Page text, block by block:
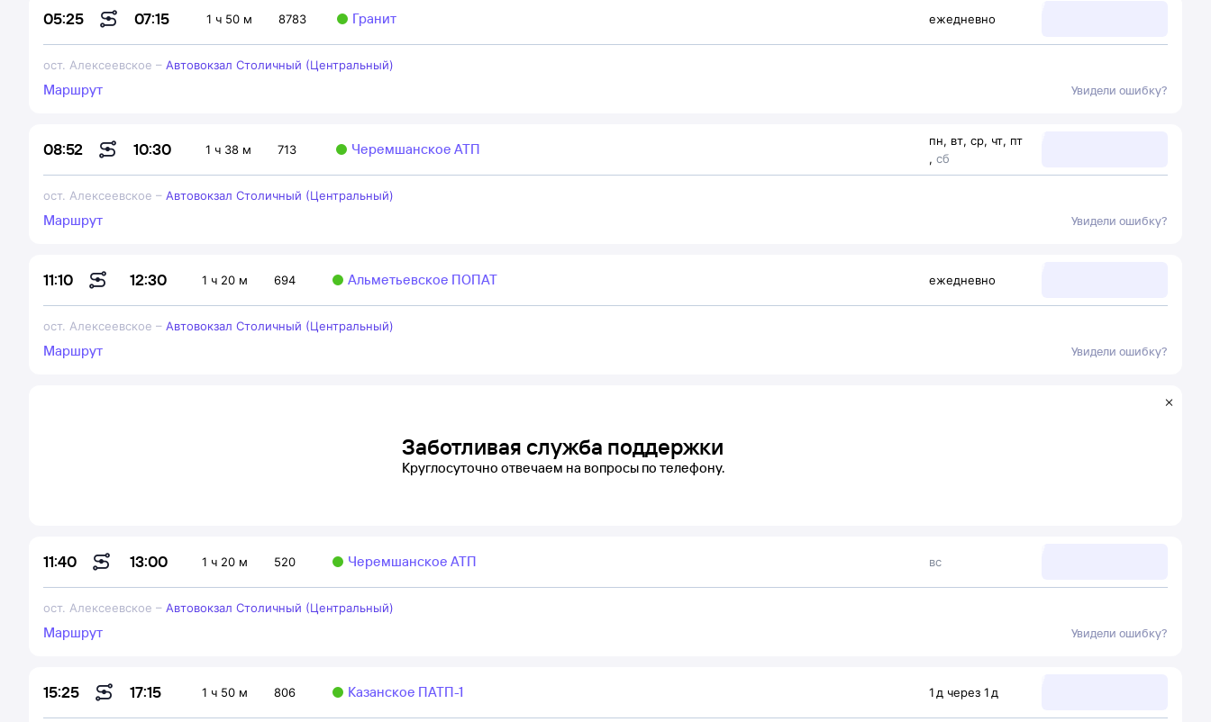
05:25 07:15 1 ч 50 м 8783 Гранит ежедневно
ост. Алексеевское – Автовокзал Столичный (Центральный)
Маршрут Увидели ошибку?
08:52 10:30 1 ч 38 м 713 Черемшанское АТП пн, вт, ср, чт, пт
, сб
ост. Алексеевское – Автовокзал Столичный (Центральный)
Маршрут Увидели ошибку?
11:10 12:30 1 ч 20 м 694 Альметьевское ПОПАТ ежедневно
ост. Алексеевское – Автовокзал Столичный (Центральный)
Маршрут Увидели ошибку?
Заботливая служба поддержки
Круглосуточно отвечаем на вопросы по телефону.
11:40 13:00 1 ч 20 м 520 Черемшанское АТП вс
ост. Алексеевское – Автовокзал Столичный (Центральный)
Маршрут Увидели ошибку?
15:25 17:15 1 ч 50 м 806 Казанское ПАТП-1 1 д через 1 д